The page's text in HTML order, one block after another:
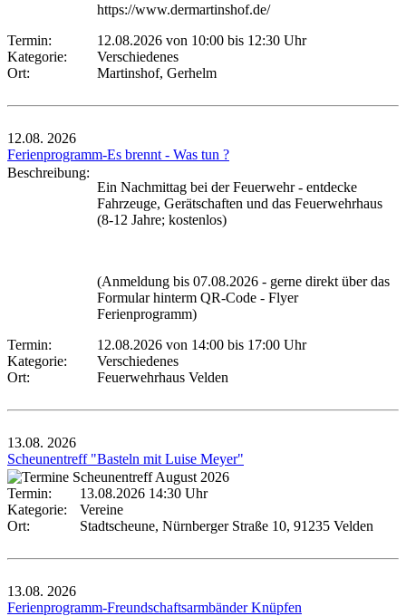
https://www.dermartinshof.de/
Termin:
12.08.2026 von 10:00 bis 12:30 Uhr
Kategorie:
Verschiedenes
Ort:
Martinshof, Gerhelm
12.08. 2026
Ferienprogramm-Es brennt - Was tun ?
Beschreibung:
Ein Nachmittag bei der Feuerwehr - entdecke
Fahrzeuge, Gerätschaften und das Feuerwehrhaus
(8-12 Jahre; kostenlos)
(Anmeldung bis 07.08.2026 - gerne direkt über das
Formular hinterm QR-Code - Flyer
Ferienprogramm)
Termin:
12.08.2026 von 14:00 bis 17:00 Uhr
Kategorie:
Verschiedenes
Ort:
Feuerwehrhaus Velden
13.08. 2026
Scheunentreff "Basteln mit Luise Meyer"
Termin:
13.08.2026 14:30 Uhr
Kategorie:
Vereine
Ort:
Stadtscheune, Nürnberger Straße 10, 91235 Velden
13.08. 2026
Ferienprogramm-Freundschaftsarmbänder Knüpfen